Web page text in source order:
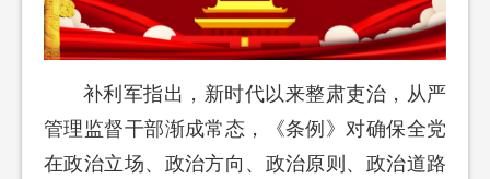
补利军指出，新时代以来整肃吏治，从严
管理监督干部渐成常态，《条例》对确保全党
在政治立场、政治方向、政治原则、政治道路